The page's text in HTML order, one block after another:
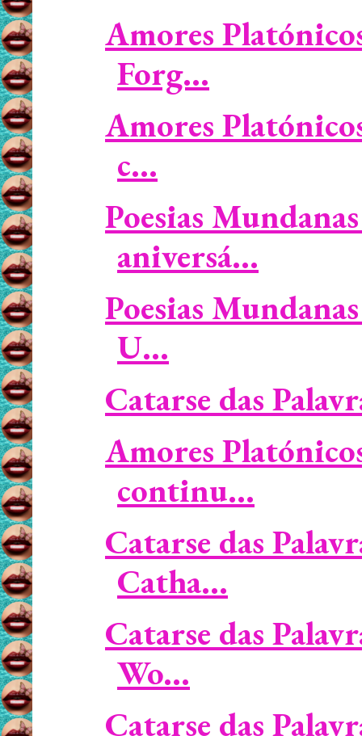
Amores
Forg...
Amores
c...
Poesias
aniversá...
Poesias
U...
Catarse das
Amores
continu...
Catarse das
Catha...
Catarse das
Wo...
Catarse das